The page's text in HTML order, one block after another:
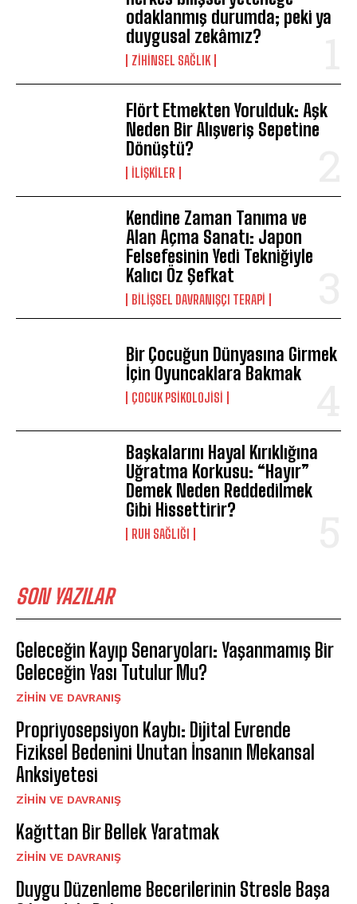
odaklanmış durumda; peki ya
duygusal zekâmız?
ZIHINSEL SAĞLIK
Flört Etmekten Yorulduk: Aşk
Neden Bir Alışveriş Sepetine
Dönüştü?
İLIŞKILER
Kendine Zaman Tanıma ve
Alan Açma Sanatı: Japon
Felsefesinin Yedi Tekniğiyle
Kalıcı Öz Şefkat
BILIŞSEL DAVRANIŞÇI TERAPI
Bir Çocuğun Dünyasına Girmek
İçin Oyuncaklara Bakmak
ÇOCUK PSIKOLOJISI
Başkalarını Hayal Kırıklığına
Uğratma Korkusu: “Hayır”
Demek Neden Reddedilmek
Gibi Hissettirir?
⁠RUH SAĞLIĞI
SON YAZILAR
Geleceğin Kayıp Senaryoları: Yaşanmamış Bir
Geleceğin Yası Tutulur Mu?
⁠ZIHIN VE DAVRANIŞ
Propriyosepsiyon Kaybı: Dijital Evrende
Fiziksel Bedenini Unutan İnsanın Mekansal
Anksiyetesi
⁠ZIHIN VE DAVRANIŞ
Kağıttan Bir Bellek Yaratmak
⁠ZIHIN VE DAVRANIŞ
Duygu Düzenleme Becerilerinin Stresle Başa